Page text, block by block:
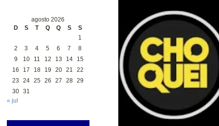
agosto 2026
D
S T Q Q S
S
1
2
3 4 5 6 7
8
9
10 11 12 13 14
15
16
17 18 19 20 21
22
23
24 25 26 27 28 29
30 31
« jul